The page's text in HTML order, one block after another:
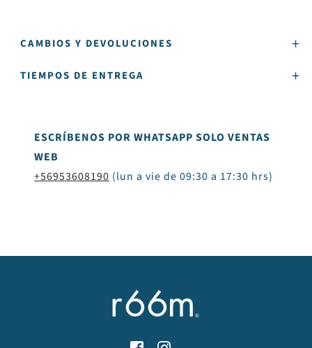
CAMBIOS Y DEVOLUCIONES
TIEMPOS DE ENTREGA
ESCRÍBENOS POR WHATSAPP SOLO VENTAS
WEB
+56953608190 (lun a vie de 09:30 a 17:30 hrs)